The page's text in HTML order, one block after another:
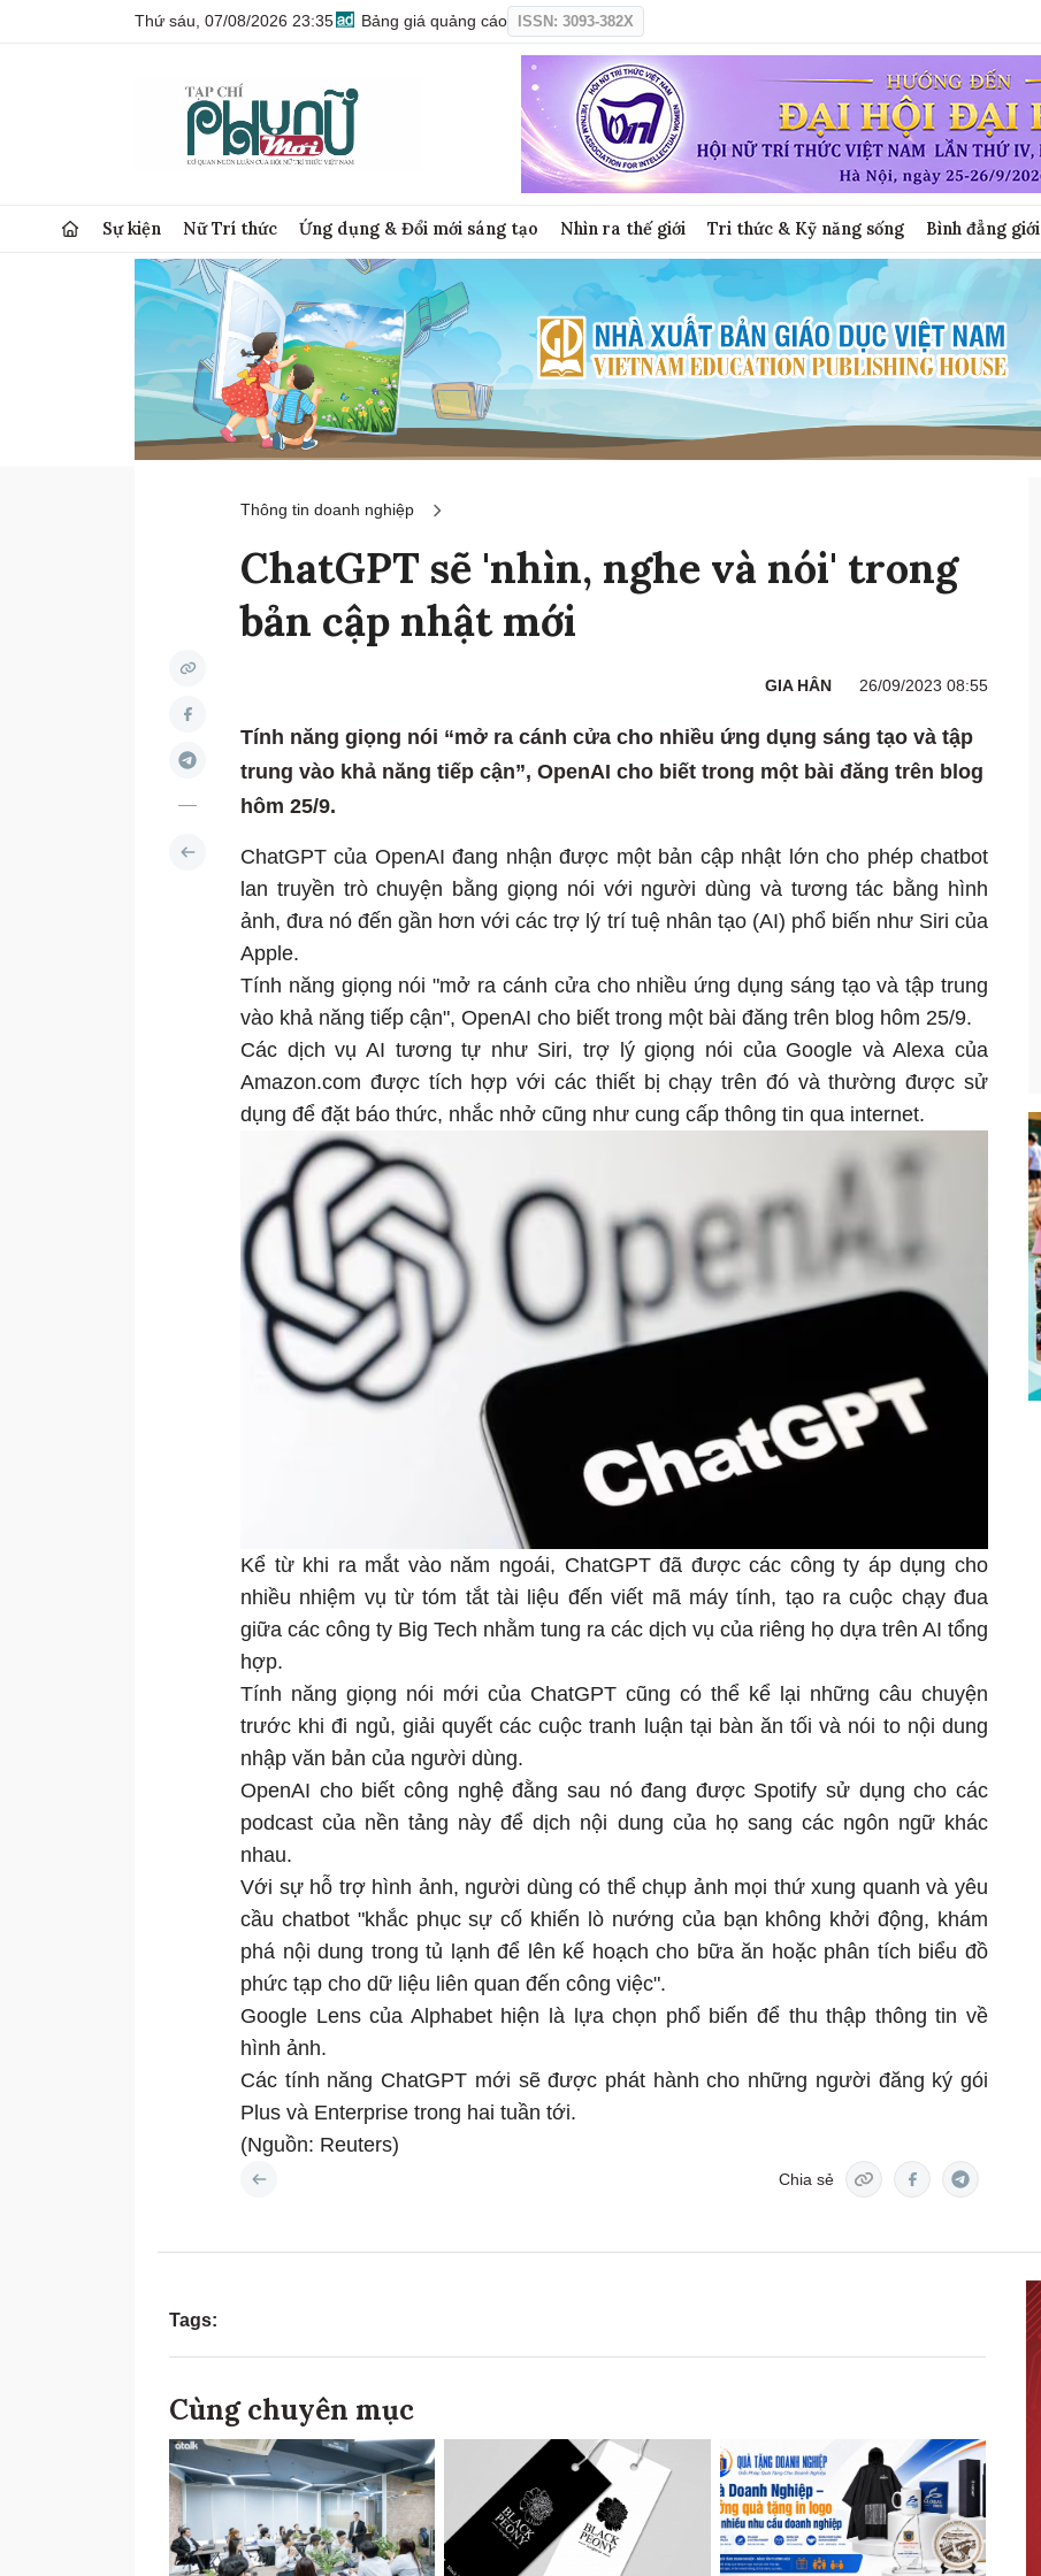
Thứ sáu, 07/08/2026 23:35 Bảng giá quảng cáo ISSN: 3093-382X
Sự kiện Nữ Trí thức Ứng dụng & Đổi mới sáng tạo Nhìn ra thế giới Tri thức & Kỹ năng sống Bình đẳng giới
Thông tin doanh nghiệp
ChatGPT sẽ 'nhìn, nghe và nói' trong
bản cập nhật mới
GIA HÂN 26/09/2023 08:55
Tính năng giọng nói “mở ra cánh cửa cho nhiều ứng dụng sáng tạo và tập
trung vào khả năng tiếp cận”, OpenAI cho biết trong một bài đăng trên blog
hôm 25/9.
ChatGPT của OpenAI đang nhận được một bản cập nhật lớn cho phép chatbot
lan truyền trò chuyện bằng giọng nói với người dùng và tương tác bằng hình
ảnh, đưa nó đến gần hơn với các trợ lý trí tuệ nhân tạo (AI) phổ biến như Siri của
Apple.
Tính năng giọng nói "mở ra cánh cửa cho nhiều ứng dụng sáng tạo và tập trung
vào khả năng tiếp cận", OpenAI cho biết trong một bài đăng trên blog hôm 25/9.
Các dịch vụ AI tương tự như Siri, trợ lý giọng nói của Google và Alexa của
Amazon.com được tích hợp với các thiết bị chạy trên đó và thường được sử
dụng để đặt báo thức, nhắc nhở cũng như cung cấp thông tin qua internet.
Kể từ khi ra mắt vào năm ngoái, ChatGPT đã được các công ty áp dụng cho
nhiều nhiệm vụ từ tóm tắt tài liệu đến viết mã máy tính, tạo ra cuộc chạy đua
giữa các công ty Big Tech nhằm tung ra các dịch vụ của riêng họ dựa trên AI tổng
hợp.
Tính năng giọng nói mới của ChatGPT cũng có thể kể lại những câu chuyện
trước khi đi ngủ, giải quyết các cuộc tranh luận tại bàn ăn tối và nói to nội dung
nhập văn bản của người dùng.
OpenAI cho biết công nghệ đằng sau nó đang được Spotify sử dụng cho các
podcast của nền tảng này để dịch nội dung của họ sang các ngôn ngữ khác
nhau.
Với sự hỗ trợ hình ảnh, người dùng có thể chụp ảnh mọi thứ xung quanh và yêu
cầu chatbot "khắc phục sự cố khiến lò nướng của bạn không khởi động, khám
phá nội dung trong tủ lạnh để lên kế hoạch cho bữa ăn hoặc phân tích biểu đồ
phức tạp cho dữ liệu liên quan đến công việc".
Google Lens của Alphabet hiện là lựa chọn phổ biến để thu thập thông tin về
hình ảnh.
Các tính năng ChatGPT mới sẽ được phát hành cho những người đăng ký gói
Plus và Enterprise trong hai tuần tới.
(Nguồn: Reuters)
Chia sẻ
Tags:
Cùng chuyên mục